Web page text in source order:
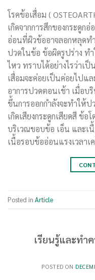
โรคข้อเสื่อม (
เกิดจากการสึกของกระดูก
อ่อนที่ผิวข้ออาจลอกหลุดท
ปวดในข้อ ข้อผิดรูปร่าง ท
ไหว ทราบได้อย่างไรว่า
เสื่อมจะค่อยเป็นค่อยไปแ
อาการปวดตอนเช้า เมื่อบ
ขึ้นการออกกำลังจะทำให้
เกิดเสียงกระดูกเสียดสี ข้อ
บริเวณขอบข้อ เอ็น และเ
เนื้อรอบข้ออ่อนแรงเวลา
Posted in Article
เรียนรู้และทำ
POSTED ON